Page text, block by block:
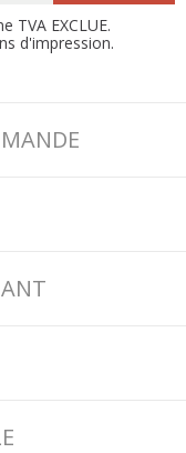
TVA EXCLUE.
d'impression.